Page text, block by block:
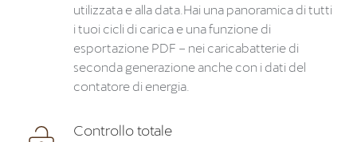
utilizzata e alla data.Hai una panoramica di tutti
i tuoi cicli di carica e una funzione di
esportazione PDF – nei caricabatterie di
seconda generazione anche con i dati del
contatore di energia.
Controllo totale